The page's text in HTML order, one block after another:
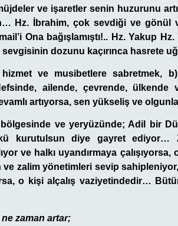
ve işaretler senin huzurunu
Hz. İbrahim, çok sevdiği ve gönül
Ona bağışlamıştı!.. Hz. Yakup
dozunu kaçırınca hasrete
ve musibetleresabretmek,
ailende, çevrende, ülkende
artıyorsa, sen yükseliş ve
ve yeryüzünde; Adil bir
kurutulsun diye gayret ediyor…
ve halkı uyandırmaya
zalim yönetimleri sevip
o kişi alçalış vaziyetindedir…
zaman artar;